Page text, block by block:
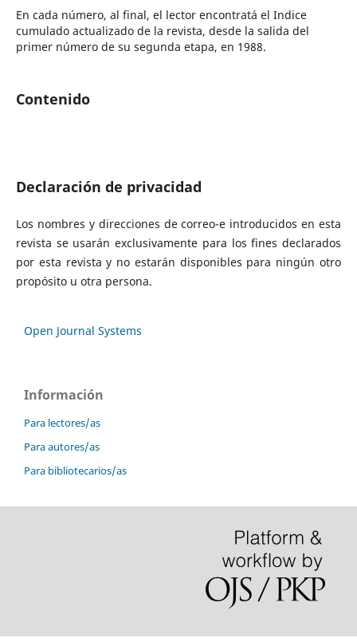
En cada número, al final, el lector encontratá el Indice
cumulado actualizado de la revista, desde la salida del
primer número de su segunda etapa, en 1988.
Contenido
Declaración de privacidad
Los nombres y direcciones de correo-e introducidos en esta
revista se usarán exclusivamente para los fines declarados
por esta revista y no estarán disponibles para ningún otro
propósito u otra persona.
Open Journal Systems
Información
Para lectores/as
Para autores/as
Para bibliotecarios/as